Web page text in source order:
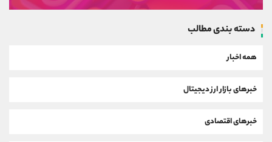
دسته بندی مطالب
همه اخبار
خبرهای بازار ارز دیجیتال
خبرهای اقتصادی